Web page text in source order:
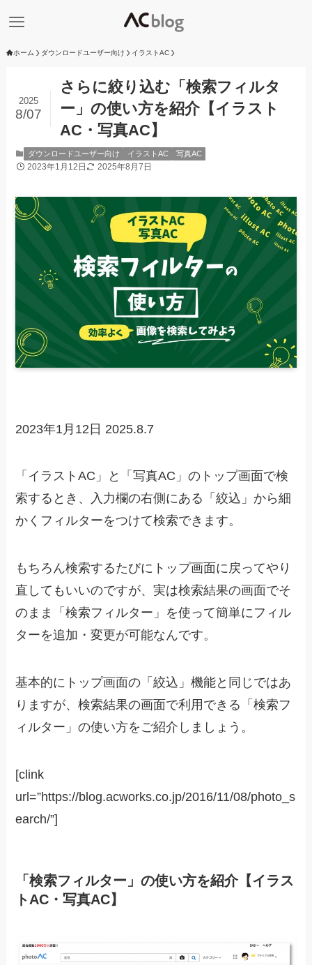
ホーム ダウンロードユーザー向け イラストAC
さらに絞り込む「検索フィルタ
ー」の使い方を紹介【イラスト
AC・写真AC】
2025
8/07
ダウンロードユーザー向け イラストAC 写真AC
2023年1月12日 2025年8月7日
2023年1月12日 2025.8.7
「イラストAC」と「写真AC」のトップ画面で検
索するとき、入力欄の右側にある「絞込」から細
かくフィルターをつけて検索できます。
もちろん検索するたびにトップ画面に戻ってやり
直してもいいのですが、実は検索結果の画面でそ
のまま「検索フィルター」を使って簡単にフィル
ターを追加・変更が可能なんです。
基本的にトップ画面の「絞込」機能と同じではあ
りますが、検索結果の画面で利用できる「検索フ
ィルター」の使い方をご紹介しましょう。
[clink
url=”https://blog.acworks.co.jp/2016/11/08/photo_s
earch/”]
「検索フィルター」の使い方を紹介【イラス
トAC・写真AC】